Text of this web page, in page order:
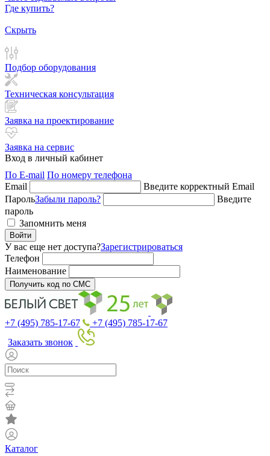
Где купить?
Скрыть
Подбор оборудования
Техническая консультация
Заявка на проектирование
Заявка на сервис
Вход в личный кабинет
По E-mail По номеру телефона
Email
Введите корректный Email
ПарольЗабыли пароль?
Введите
пароль
Запомнить меня
Войти
У вас еще нет доступа?Зарегистрироваться
Телефон
Наименование
Получить код по СМС
+7 (495) 785-17-67
+7 (495) 785-17-67
Заказать звонок
Каталог